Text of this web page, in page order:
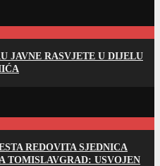
JAVNE RASVJETE U DIJELU
REDOVITA SJEDNICA
TOMISLAVGRAD: USVOJEN